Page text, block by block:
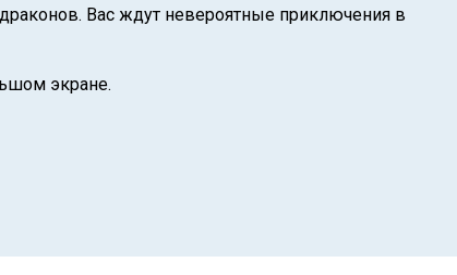
Вас ждут невероятные приключения в
экране.